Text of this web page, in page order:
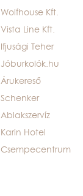
Wolfhouse Kft.
Vista Line Kft.
Ifjusági Teher
Jóburkolók.hu
Árukereső
Schenker
Ablakszervíz
Karin Hotel
Csempecentrum